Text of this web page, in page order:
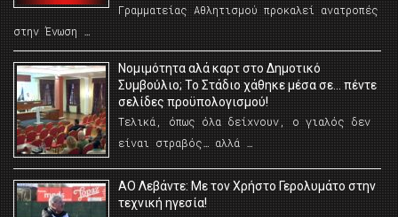
Γραμματείας Αθλητισμού προκαλεί ανατροπές
στην Ένωση …
Νομιμότητα αλά καρτ στο Δημοτικό
Συμβούλιο; Το Στάδιο χάθηκε μέσα σε… πέντε
σελίδες προϋπολογισμού!
Τελικά, όπως όλα δείχνουν, ο γιαλός δεν
είναι στραβός… αλλά …
ΑΟ Λεβάντε: Με τον Χρήστο Γερολυμάτο στην
τεχνική ηγεσία!